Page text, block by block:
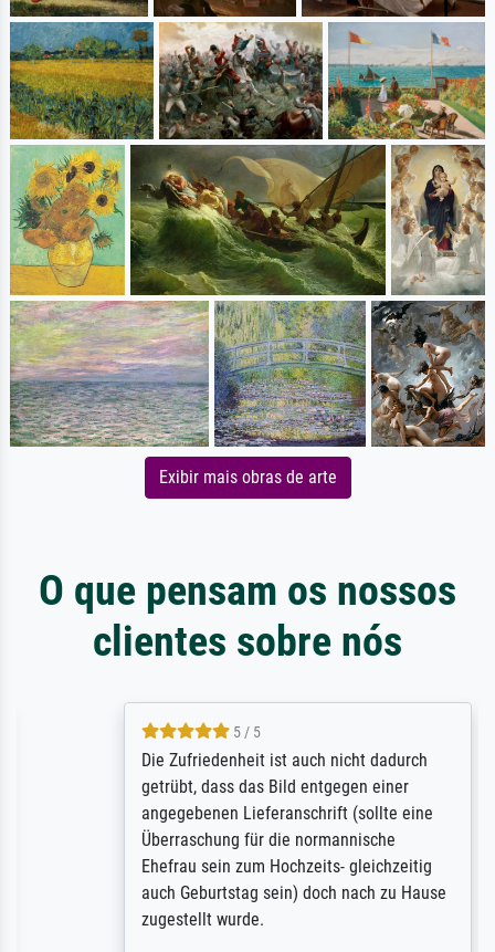
Exibir mais obras de arte
O que pensam os nossos
clientes sobre nós
5 / 5
Die Zufriedenheit ist auch nicht dadurch
getrübt, dass das Bild entgegen einer
angegebenen Lieferanschrift (sollte eine
Überraschung für die normannische
Ehefrau sein zum Hochzeits- gleichzeitig
auch Geburtstag sein) doch nach zu Hause
zugestellt wurde.